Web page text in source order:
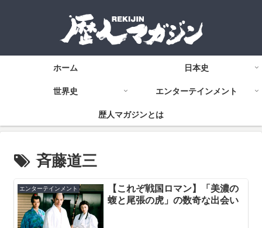
ホーム
日本史
世界史
エンターテインメント
歴人マガジンとは
斉藤道三
エンターテインメント
【これぞ戦国ロマン】「美濃の
蝮と尾張の虎」の数奇な出会い